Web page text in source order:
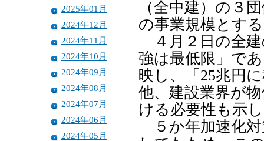
2025年01月
2024年12月
2024年11月
2024年10月
2024年09月
2024年08月
2024年07月
2024年06月
2024年05月
（全中建）の３
の事業規模とす
４月２日の全建
強は最低限」で
映し、「25兆円
他、建設業界が
ける必要性も示
５か年加速化対